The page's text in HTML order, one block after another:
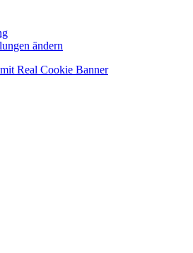
ändern
Real Cookie Banner